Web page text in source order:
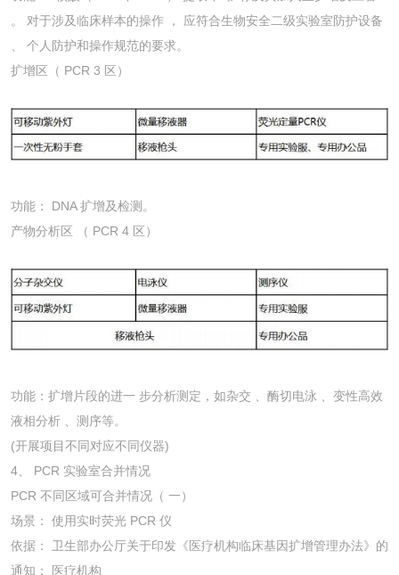
。 对于涉及临床样本的操作 ， 应符合生物安全二级实验室防护设备
、 个人防护和操作规范的要求。
扩增区（ PCR 3 区）
功能： DNA 扩增及检测。
产物分析区 （ PCR 4 区）
功能：扩增片段的进一 步分析测定，如杂交 、酶切电泳 、变性高效
液相分析 、测序等。
(开展项目不同对应不同仪器)
4、 PCR 实验室合并情况
PCR 不同区域可合并情况（ 一）
场景： 使用实时荧光 PCR 仪
依据： 卫生部办公厅关于印发《医疗机构临床基因扩增管理办法》的
通知； 医疗机构